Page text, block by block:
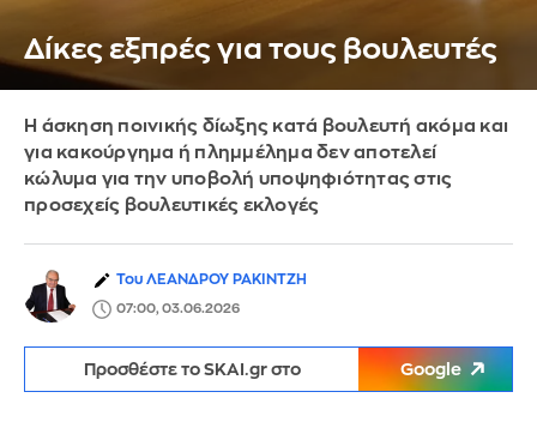
Δίκες εξπρές για τους βουλευτές
Η άσκηση ποινικής δίωξης κατά βουλευτή ακόμα και
για κακούργημα ή πλημμέλημα δεν αποτελεί
κώλυμα για την υποβολή υποψηφιότητας στις
προσεχείς βουλευτικές εκλογές
Του ΛΕΑΝΔΡΟΥ ΡΑΚΙΝΤΖΗ
07:00, 03.06.2026
Προσθέστε το SKAI.gr στο Google